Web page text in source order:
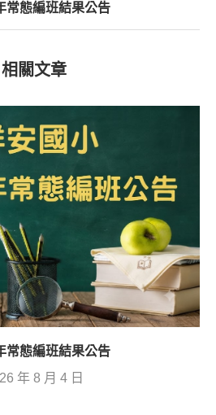
常態編班結果公告
相關文章
常態編班結果公告
年 8 月 4 日